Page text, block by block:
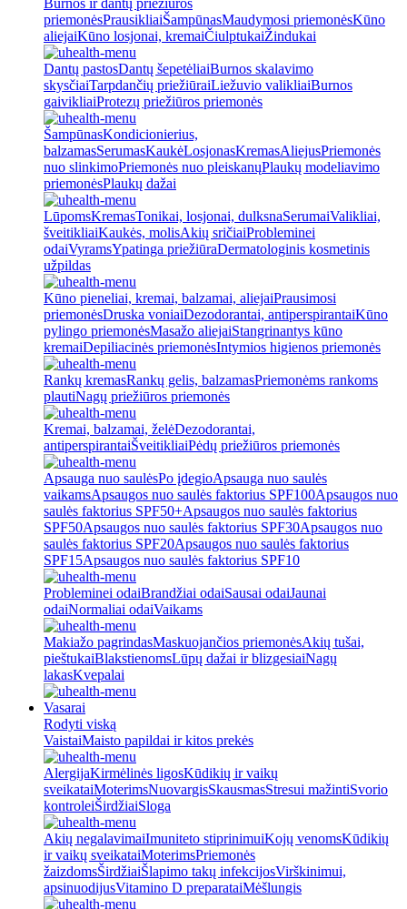
Burnos ir dantų priežiūros
priemonėsPrausikliaiŠampūnasMaudymosi priemonėsKūno
aliejaiKūno losjonai, kremaiČiulptukaiŽindukai
Dantų pastosDantų šepetėliaiBurnos skalavimo
skysčiaiTarpdančių priežiūraiLiežuvio valikliaiBurnos
gaivikliaiProtezų priežiūros priemonės
ŠampūnasKondicionierius,
balzamasSerumasKaukėLosjonasKremasAliejusPriemonės
nuo slinkimoPriemonės nuo pleiskanųPlaukų modeliavimo
priemonėsPlaukų dažai
LūpomsKremasTonikai, losjonai, dulksnaSerumaiValikliai,
šveitikliaiKaukės, molisAkių sričiaiProbleminei
odaiVyramsYpatinga priežiūraDermatologinis kosmetinis
užpildas
Kūno pieneliai, kremai, balzamai, aliejaiPrausimosi
priemonėsDruska voniaiDezodorantai, antiperspirantaiKūno
pylingo priemonėsMasažo aliejaiStangrinantys kūno
kremaiDepiliacinės priemonėsIntymios higienos priemonės
Rankų kremasRankų gelis, balzamasPriemonėms rankoms
plautiNagų priežiūros priemonės
Kremai, balzamai, želėDezodorantai,
antiperspirantaiŠveitikliaiPėdų priežiūros priemonės
Apsauga nuo saulėsPo įdegioApsauga nuo saulės
vaikamsApsaugos nuo saulės faktorius SPF100Apsaugos nuo
saulės faktorius SPF50+Apsaugos nuo saulės faktorius
SPF50Apsaugos nuo saulės faktorius SPF30Apsaugos nuo
saulės faktorius SPF20Apsaugos nuo saulės faktorius
SPF15Apsaugos nuo saulės faktorius SPF10
Probleminei odaiBrandžiai odaiSausai odaiJaunai
odaiNormaliai odaiVaikams
Makiažo pagrindasMaskuojančios priemonėsAkių tušai,
pieštukaiBlakstienomsLūpų dažai ir blizgesiaiNagų
lakasKvepalai
Vasarai
Rodyti viską
VaistaiMaisto papildai ir kitos prekės
AlergijaKirmėlinės ligosKūdikių ir vaikų
sveikataiMoterimsNuovargisSkausmasStresui mažintiSvorio
kontroleiŠirdžiaiSloga
Akių negalavimaiImuniteto stiprinimuiKojų venomsKūdikių
ir vaikų sveikataiMoterimsPriemonės
žaizdomsŠirdžiaiŠlapimo takų infekcijosVirškinimui,
apsinuodijusVitamino D preparataiMėšlungis